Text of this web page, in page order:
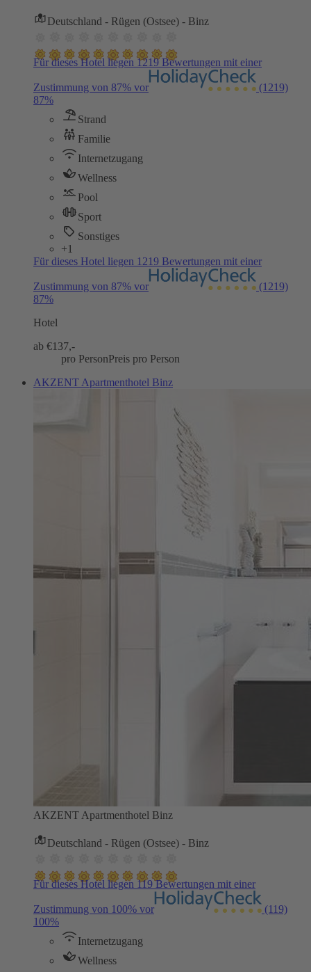
Deutschland - Rügen (Ostsee) - Binz
Für dieses Hotel liegen 1219 Bewertungen mit einer
Zustimmung von 87% vor
(1219)
87%
Strand
Familie
Internetzugang
Wellness
Pool
Sport
Sonstiges
+1
Für dieses Hotel liegen 1219 Bewertungen mit einer
Zustimmung von 87% vor
(1219)
87%
Hotel
ab €137,-
pro PersonPreis pro Person
AKZENT Apartmenthotel Binz
AKZENT Apartmenthotel Binz
Deutschland - Rügen (Ostsee) - Binz
Für dieses Hotel liegen 119 Bewertungen mit einer
Zustimmung von 100% vor
(119)
100%
Internetzugang
Wellness